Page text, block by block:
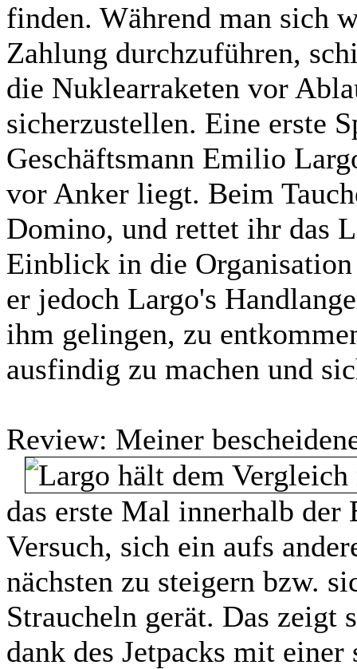
finden. Während man sich
Zahlung durchzuführen,
die Nuklearraketen vor
sicherzustellen. Eine erste
Geschäftsmann Emilio
vor Anker liegt. Beim
Domino, und rettet ihr das
Einblick in die
er jedoch Largo's
ihm gelingen, zu
ausfindig zu machen und
Review: Meiner
das erste Mal innerhalb der
Versuch, sich ein aufs
nächsten zu steigern bzw.
Straucheln gerät. Das zeigt
dank des Jetpacks mit